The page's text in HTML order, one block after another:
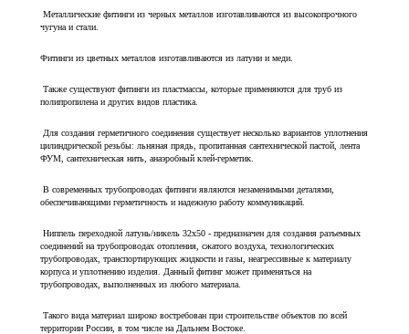
Металлические фитинги из черных металлов изготавливаются из высокопрочного
чугуна и стали.
Фитинги из цветных металлов изготавливаются из латуни и меди.
Также существуют фитинги из пластмассы, которые применяются для труб из
полипропилена и других видов пластика.
Для создания герметичного соединения существует несколько вариантов уплотнения
цилиндрической резьбы: льняная прядь, пропитанная сантехнической пастой, лента
ФУМ, сантехническая нить, анаэробный клей-герметик.
В современных трубопроводах фитинги являются незаменимыми деталями,
обеспечивающими герметичность и надежную работу коммуникаций.
Ниппель переходной латунь/никель 32х50 - предназначен для создания разъемных
соединений на трубопроводах отопления, сжатого воздуха, технологических
трубопроводах, транспортирующих жидкости и газы, неагрессивные к материалу
корпуса и уплотнению изделия. Данный фитинг может применяться на
трубопроводах, выполненных из любого материала.
Такого вида материал широко востребован при строительстве объектов по всей
территории России, в том числе на Дальнем Востоке.